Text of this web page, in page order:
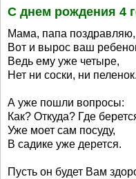
С днем рождения 4
Мама, папа поздравляю,
Вот и вырос ваш
Ведь ему уже четыре,
Нет ни соски, ни пеленок.
А уже пошли вопросы:
Как? Откуда? Где
Уже моет сам посуду,
В садике уже дерется.
Пусть он будет Вам